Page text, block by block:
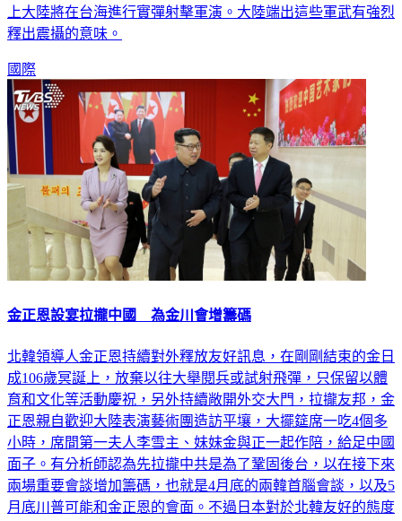
上大陸將在台海進行實彈射擊軍演。大陸端出這些軍武有強烈
釋出震攝的意味。
國際
金正恩設宴拉攏中國 為金川會增籌碼
北韓領導人金正恩持續對外釋放友好訊息，在剛剛結束的金日
成106歲冥誕上，放棄以往大舉閱兵或試射飛彈，只保留以體
育和文化等活動慶祝，另外持續敞開外交大門，拉攏友邦，金
正恩親自歡迎大陸表演藝術團造訪平壤，大擺筵席一吃4個多
小時，席間第一夫人李雪主、妹妹金與正一起作陪，給足中國
面子。有分析師認為先拉攏中共是為了鞏固後台，以在接下來
兩場重要會談增加籌碼，也就是4月底的兩韓首腦會談，以及5
月底川普可能和金正恩的會面。不過日本對於北韓友好的態度